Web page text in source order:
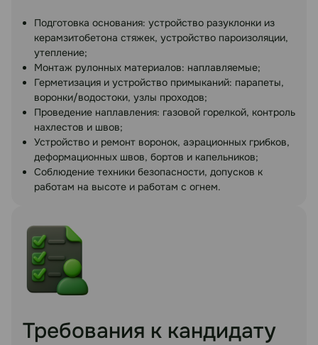
Подготовка основания: устройство разуклонки из
керамзитобетона стяжек, устройство пароизоляции,
утепление;
Монтаж рулонных материалов: наплавляемые;
Герметизация и устройство примыканий: парапеты,
воронки/водостоки, узлы проходов;
Проведение наплавления: газовой горелкой, контроль
нахлестов и швов;
Устройство и ремонт воронок, аэрационных грибков,
деформационных швов, бортов и капельников;
Соблюдение техники безопасности, допусков к
работам на высоте и работам с огнем.
Требования к кандидату